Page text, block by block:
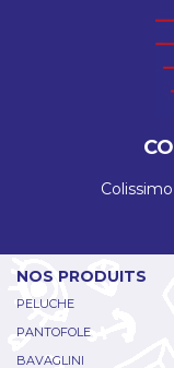
NOS PRODUITS
PELUCHE
PANTOFOLE
BAVAGLINI